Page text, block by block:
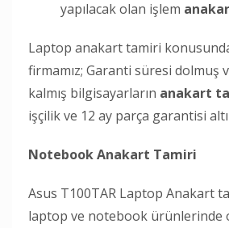
yapılacak olan işlem
Laptop anakart tamiri
firmamız; Garanti süresi dolmuş
kalmış bilgisayarların anakart
işçilik ve 12 ay parça garantisi
Notebook Anakart Tamiri
Asus T100TAR Laptop Anakart
laptop ve notebook ürünlerinde